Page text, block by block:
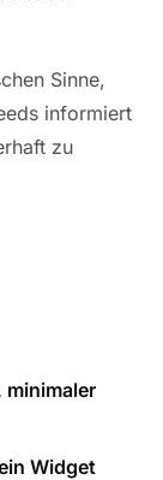
Sinne,
informiert
zu
minimaler
Widget